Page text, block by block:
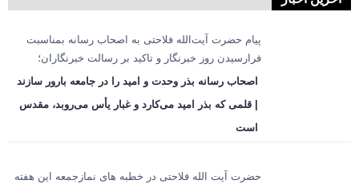
پیام حضرت آیت‌الله فلاحتی به اصحاب رسانه بمناسبت
فرارسیدن روز خبرنگار و تاکید بر رسالت خبرنگاران؛
اصحاب رسانه بذر وحدت و امید را در جامعه بارور سازند
| قلمی که بذر امید می‌کارد و غبار یأس می‌روبد، مقدس
است
حضرت آیت الله فلاحتی در خطبه های نمازجمعه این هفته